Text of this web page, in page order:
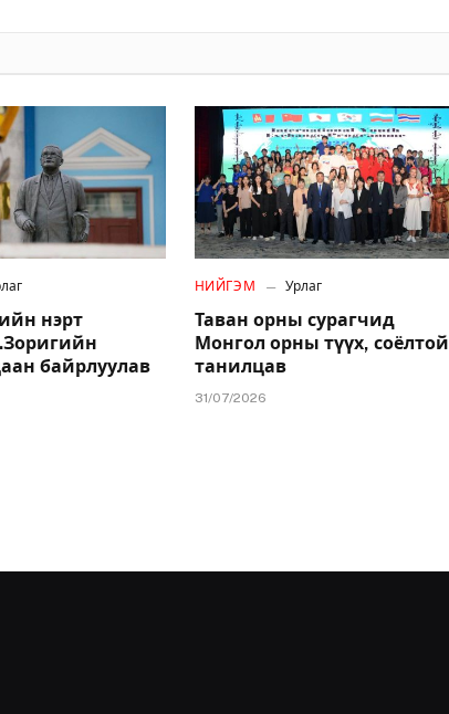
нэрт
байрлуулав
НИЙГЭМ Урлаг
Таван орны сурагчид
Монгол орны түүх, соёлтой
танилцав
31/07/2026